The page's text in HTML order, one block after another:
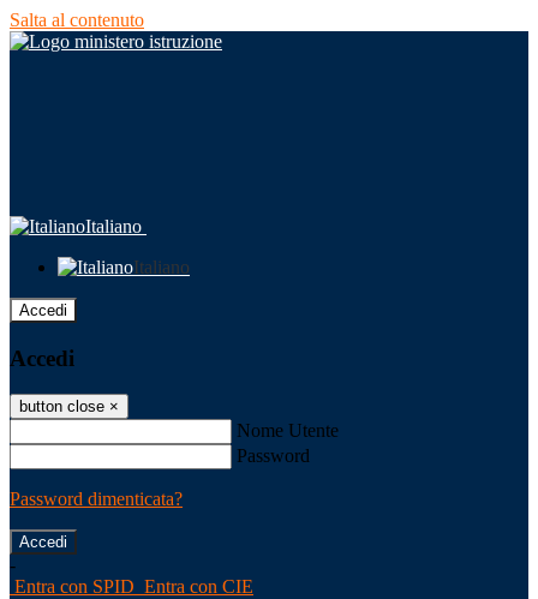
Salta al contenuto
Italiano
Italiano
Accedi
Accedi
button close ×
Nome Utente
Password
Password dimenticata?
-
Entra con SPID Entra con CIE